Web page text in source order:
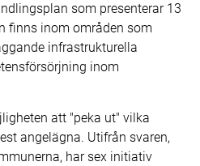
som presenterar 13
finns inom områden som
infrastrukturella
inom
att "peka ut" vilka
angelägna. Utifrån svaren,
har sex initiativ